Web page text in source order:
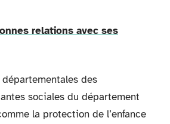
relations avec ses
des
sociales du département
la protection de l’enfance